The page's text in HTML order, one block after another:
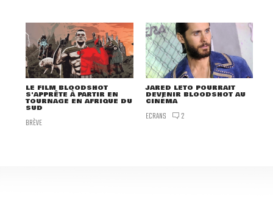
LE FILM BLOODSHOT
S'APPRÊTE À PARTIR EN
TOURNAGE EN AFRIQUE DU
SUD
BRÈVE
JARED LETO POURRAIT
DEVENIR BLOODSHOT AU
CINÉMA
ECRANS 2